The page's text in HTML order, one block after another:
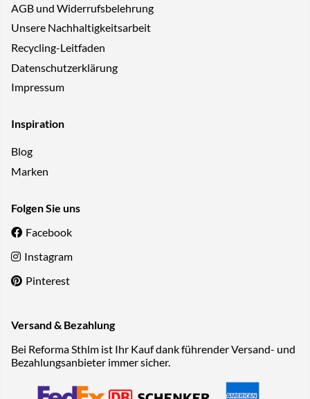
AGB und Widerrufsbelehrung
Unsere Nachhaltigkeitsarbeit
Recycling-Leitfaden
Datenschutzerklärung
Impressum
Inspiration
Blog
Marken
Folgen Sie uns
Facebook
Instagram
Pinterest
Versand & Bezahlung
Bei Reforma Sthlm ist Ihr Kauf dank führender Versand- und
Bezahlungsanbieter immer sicher.